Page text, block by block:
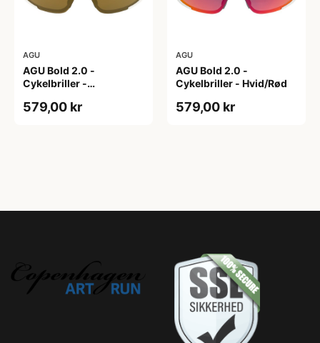
AGU
AGU Bold 2.0 -
Cykelbriller -
579,00 kr
AGU
AGU Bold 2.0 -
Cykelbriller - Hvid/Rød
579,00 kr